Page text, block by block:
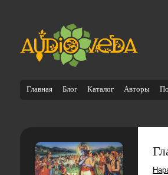
Главная Блог Каталог Авторы